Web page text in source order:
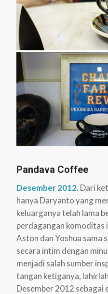
Pandava Coffee
Desember 2012.Dari
hanya Daryanto yang
keluarganya telah lama
perdagangan komoditas
Aston dan Yoshua sama
secara intim dengan
menjadi salah sumber
tangan ketiganya,
Desember 2012 sebagai